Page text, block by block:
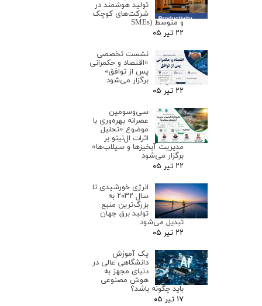
تولید هوشمند در
شرکت‌های کوچک
و متوسط (SMEs
۲۲ تیر ۰۵
نشست تخصصی
«اقتصاد و حکمرانی
پس از توافق»
برگزار می‌شود
۲۲ تیر ۰۵
سی‌وسومین
عصرانه بهره‌وری با
موضوع «تحلیل
اثرات ال‌نینو بر
مدیریت آبخیزها و سیلاب‌ها»
برگزار می‌شود
۲۲ تیر ۰۵
انرژی خورشیدی تا
سال ۲۰۳۲ به
بزرگ‌ترین منبع
تولید برق جهان
تبدیل می‌شود
۲۲ تیر ۰۵
یک آموزش
دانشگاهی عالی در
دنیای مجهز به
هوش مصنوعی
باید چگونه باشد؟
۱۷ تیر ۰۵